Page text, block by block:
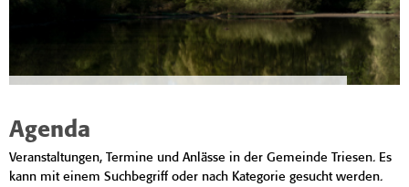
Agenda
Veranstaltungen, Termine und Anlässe in der Gemeinde Triesen. Es
kann mit einem Suchbegriff oder nach Kategorie gesucht werden.